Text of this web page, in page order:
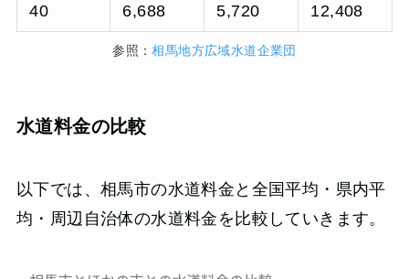
40 6,688 5,720 12,408
参照：相馬地方広域水道企業団
水道料金の比較
以下では、相馬市の水道料金と全国平均・県内平
均・周辺自治体の水道料金を比較していきます。